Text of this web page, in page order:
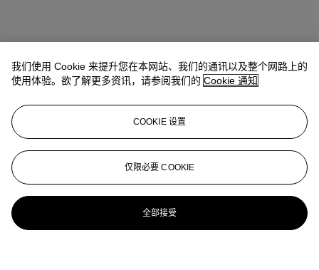
我们使用 Cookie 来提升您在本网站、我们的通讯以及整个网路上的
使用体验。欲了解更多资讯，请参阅我们的 Cookie 通知
COOKIE 设置
仅限必要 COOKIE
全部接受